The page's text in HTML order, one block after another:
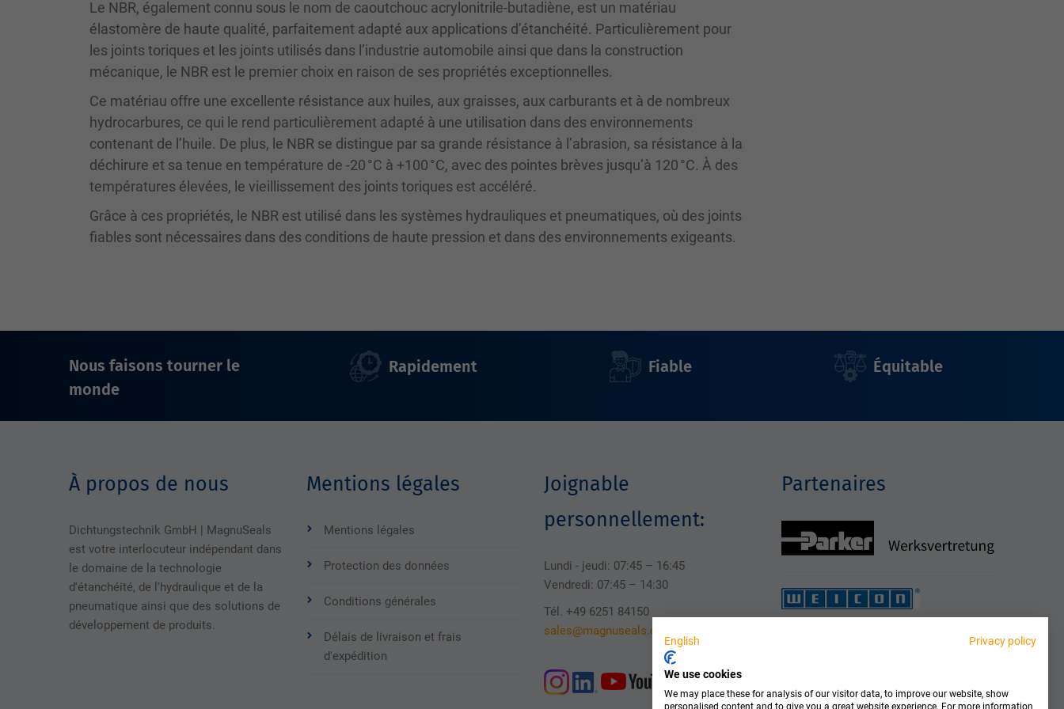
Le NBR, également connu sous le nom de caoutchouc acrylonitrile-butadiène, est un matériau
élastomère de haute qualité, parfaitement adapté aux applications d’étanchéité. Particulièrement pour
les joints toriques et les joints utilisés dans l’industrie automobile ainsi que dans la construction
mécanique, le NBR est le premier choix en raison de ses propriétés exceptionnelles.
Ce matériau offre une excellente résistance aux huiles, aux graisses, aux carburants et à de nombreux
hydrocarbures, ce qui le rend particulièrement adapté à une utilisation dans des environnements
contenant de l’huile. De plus, le NBR se distingue par sa grande résistance à l’abrasion, sa résistance à la
déchirure et sa tenue en température de -20 °C à +100 °C, avec des pointes brèves jusqu’à 120 °C. À des
températures élevées, le vieillissement des joints toriques est accéléré.
Grâce à ces propriétés, le NBR est utilisé dans les systèmes hydrauliques et pneumatiques, où des joints
fiables sont nécessaires dans des conditions de haute pression et dans des environnements exigeants.
Nous faisons tourner le
monde
Rapidement Fiable Équitable
À propos de nous
Dichtungstechnik GmbH | MagnuSeals
est votre interlocuteur indépendant dans
le domaine de la technologie
d'étanchéité, de l'hydraulique et de la
pneumatique ainsi que des solutions de
développement de produits.
Mentions légales
Mentions légales
Protection des données
Conditions générales
Délais de livraison et frais
d'expédition
Joignable
personnellement:
Lundi - jeudi: 07:45 – 16:45
Vendredi: 07:45 – 14:30
Tél. +49 6251 84150
sales@magnuseals.com
Partenaires
English Privacy policy
We use cookies
We may place these for analysis of our visitor data, to improve our website, show
personalised content and to give you a great website experience. For more information